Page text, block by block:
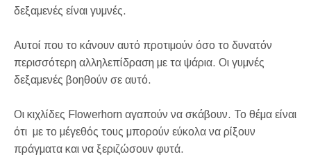
δεξαμενές είναι γυμνές.
Αυτοί που το κάνουν αυτό προτιμούν όσο το δυνατόν
περισσότερη αλληλεπίδραση με τα ψάρια. Οι γυμνές
δεξαμενές βοηθούν σε αυτό.
Οι κιχλίδες Flowerhorn αγαπούν να σκάβουν. Το θέμα είναι
ότι με το μέγεθός τους μπορούν εύκολα να ρίξουν
πράγματα και να ξεριζώσουν φυτά.